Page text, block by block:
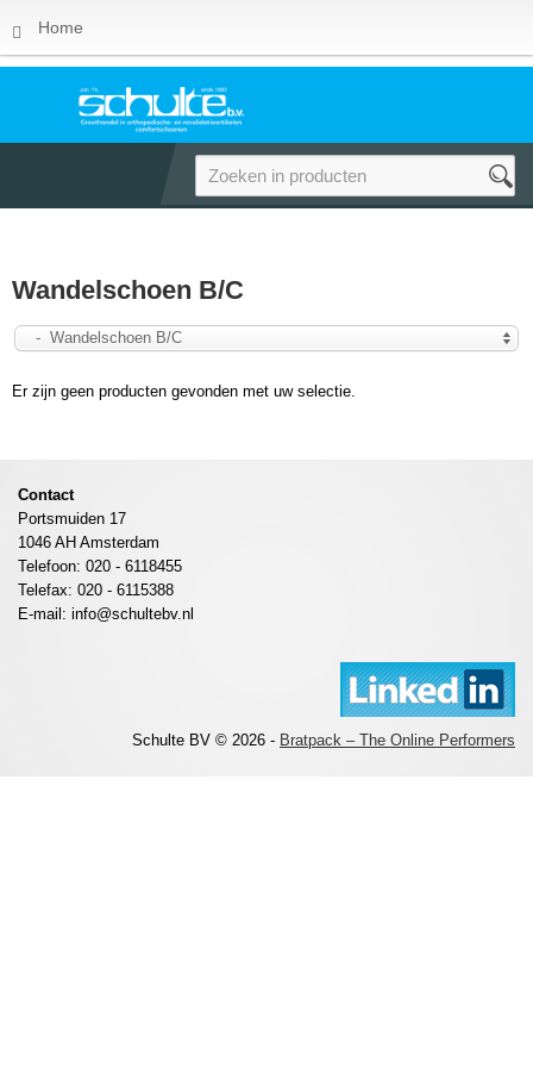
Home
Wandelschoen B/C
- Wandelschoen B/C
Er zijn geen producten gevonden met uw selectie.
Contact
Portsmuiden 17
1046 AH Amsterdam
Telefoon: 020 - 6118455
Telefax: 020 - 6115388
E-mail: info@schultebv.nl
Schulte BV © 2026 - Bratpack – The Online Performers